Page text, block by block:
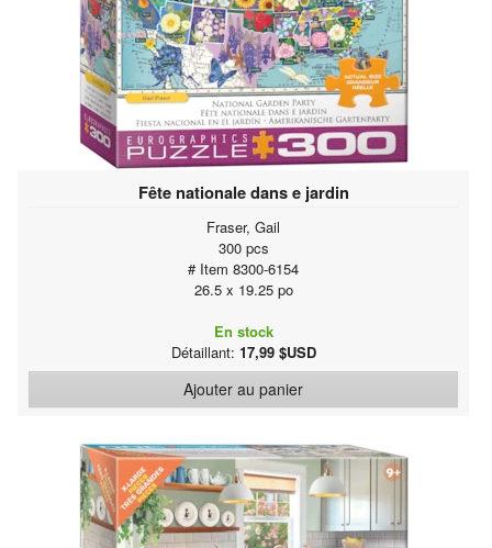
Fête nationale dans e jardin
Fraser, Gail
300 pcs
# Item 8300-6154
26.5 x 19.25 po
En stock
Détaillant: 17,99 $USD
Ajouter au panier